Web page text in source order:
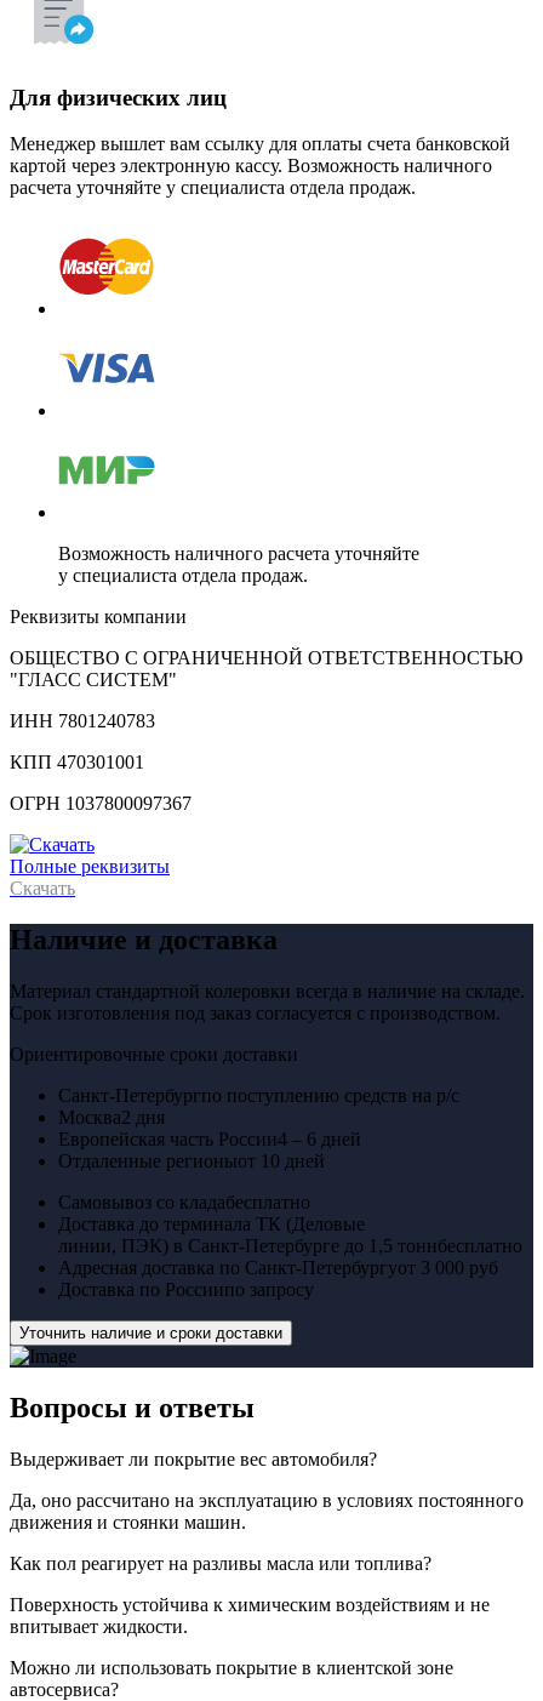
Для физических лиц
Менеджер вышлет вам ссылку для оплаты счета банковской
картой через электронную кассу. Возможность наличного
расчета уточняйте у специалиста отдела продаж.
Возможность наличного расчета уточняйте
у специалиста отдела продаж.
Реквизиты компании
ОБЩЕСТВО С ОГРАНИЧЕННОЙ ОТВЕТСТВЕННОСТЬЮ
"ГЛАСС СИСТЕМ"
ИНН 7801240783
КПП 470301001
ОГРН 1037800097367
Полные реквизиты
Скачать
Наличие и доставка
Материал стандартной колеровки всегда в наличие на складе.
Срок изготовления под заказ согласуется с производством.
Ориентировочные сроки доставки
Санкт-Петербургпо поступлению средств на р/с
Москва2 дня
Европейская часть России4 – 6 дней
Отдаленные регионыот 10 дней
Самовывоз со кладабесплатно
Доставка до терминала ТК (Деловые
линии, ПЭК) в Санкт-Петербурге до 1,5 тоннбесплатно
Адресная доставка по Санкт-Петербургуот 3 000 руб
Доставка по Россиипо запросу
Уточнить наличие и сроки доставки
Вопросы и ответы
Выдерживает ли покрытие вес автомобиля?
Да, оно рассчитано на эксплуатацию в условиях постоянного
движения и стоянки машин.
Как пол реагирует на разливы масла или топлива?
Поверхность устойчива к химическим воздействиям и не
впитывает жидкости.
Можно ли использовать покрытие в клиентской зоне
автосервиса?